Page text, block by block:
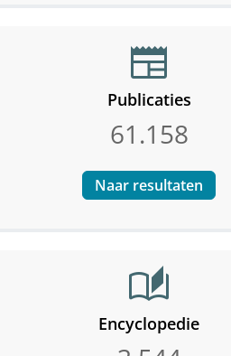
newspaper
Publicaties
61.158
Naar resultaten
auto_stories
Encyclopedie